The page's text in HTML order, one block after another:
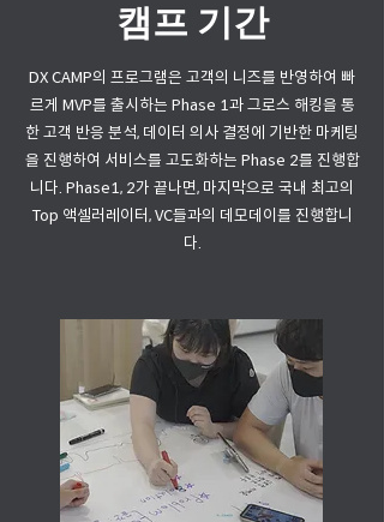
캠프 기간
DX CAMP의 프로그램은 고객의 니즈를 반영하여 빠
르게 MVP를 출시하는 Phase 1과 그로스 해킹을 통
한 고객 반응 분석, 데이터 의사 결정에 기반한 마케팅
을 진행하여 서비스를 고도화하는 Phase 2를 진행합
니다. Phase1, 2가 끝나면, 마지막으로 국내 최고의
Top 액셀러레이터, VC들과의 데모데이를 진행합니
다.